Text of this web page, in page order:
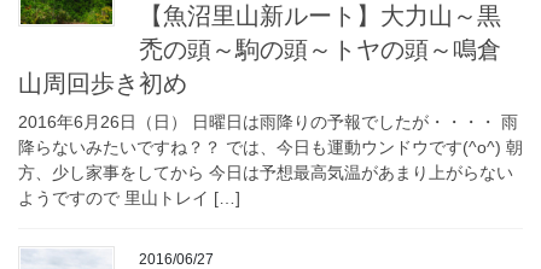
【魚沼里山新ルート】大力山～黒
禿の頭～駒の頭～トヤの頭～鳴倉
山周回歩き初め
2016年6月26日（日） 日曜日は雨降りの予報でしたが・・・・ 雨
降らないみたいですね？？ では、今日も運動ウンドウです(^o^) 朝
方、少し家事をしてから 今日は予想最高気温があまり上がらない
ようですので 里山トレイ […]
2016/06/27